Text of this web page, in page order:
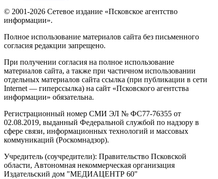
© 2001-2026 Сетевое издание «Псковское агентство
информации».
Полное использование материалов сайта без письменного
согласия редакции запрещено.
При получении согласия на полное использование
материалов сайта, а также при частичном использовании
отдельных материалов сайта ссылка (при публикации в сети
Internet — гиперссылка) на сайт «Псковского агентства
информации» обязательна.
Регистрационный номер СМИ ЭЛ № ФС77-76355 от
02.08.2019, выданный Федеральной службой по надзору в
сфере связи, информационных технологий и массовых
коммуникаций (Роскомнадзор).
Учредитель (соучредители): Правительство Псковской
области, Автономная некоммерческая организация
Издательский дом "МЕДИАЦЕНТР 60"